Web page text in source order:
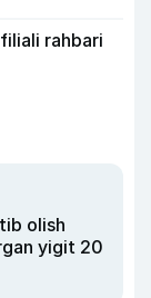
rahbari
olish
yigit 20